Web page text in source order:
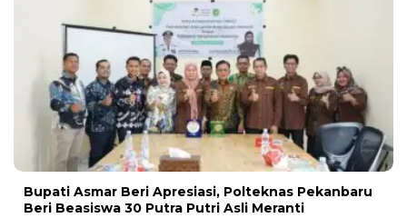
Bupati Asmar Beri Apresiasi, Polteknas Pekanbaru
Beri Beasiswa 30 Putra Putri Asli Meranti